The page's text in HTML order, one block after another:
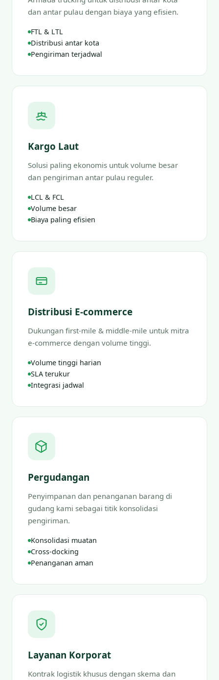
dan antar pulau dengan biaya yang efisien.
FTL & LTL
Distribusi antar kota
Pengiriman terjadwal
Kargo Laut
Solusi paling ekonomis untuk volume besar
dan pengiriman antar pulau reguler.
LCL & FCL
Volume besar
Biaya paling efisien
Distribusi E-commerce
Dukungan first-mile & middle-mile untuk mitra
e-commerce dengan volume tinggi.
Volume tinggi harian
SLA terukur
Integrasi jadwal
Pergudangan
Penyimpanan dan penanganan barang di
gudang kami sebagai titik konsolidasi
pengiriman.
Konsolidasi muatan
Cross-docking
Penanganan aman
Layanan Korporat
Kontrak logistik khusus dengan skema dan